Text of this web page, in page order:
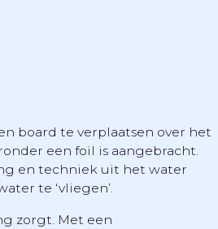
board te verplaatsen over het
een foil is aangebracht.
en techniek uit het water
te ‘vliegen’.
zorgt. Met een